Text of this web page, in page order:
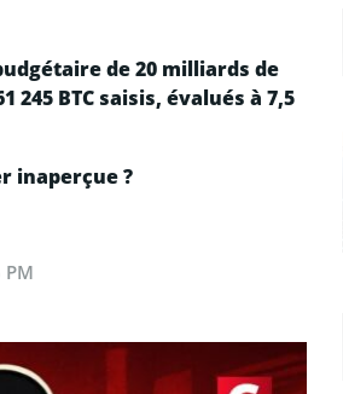
de 20 milliards de
BTC saisis, évalués à 7,5
inaperçue ?
PM